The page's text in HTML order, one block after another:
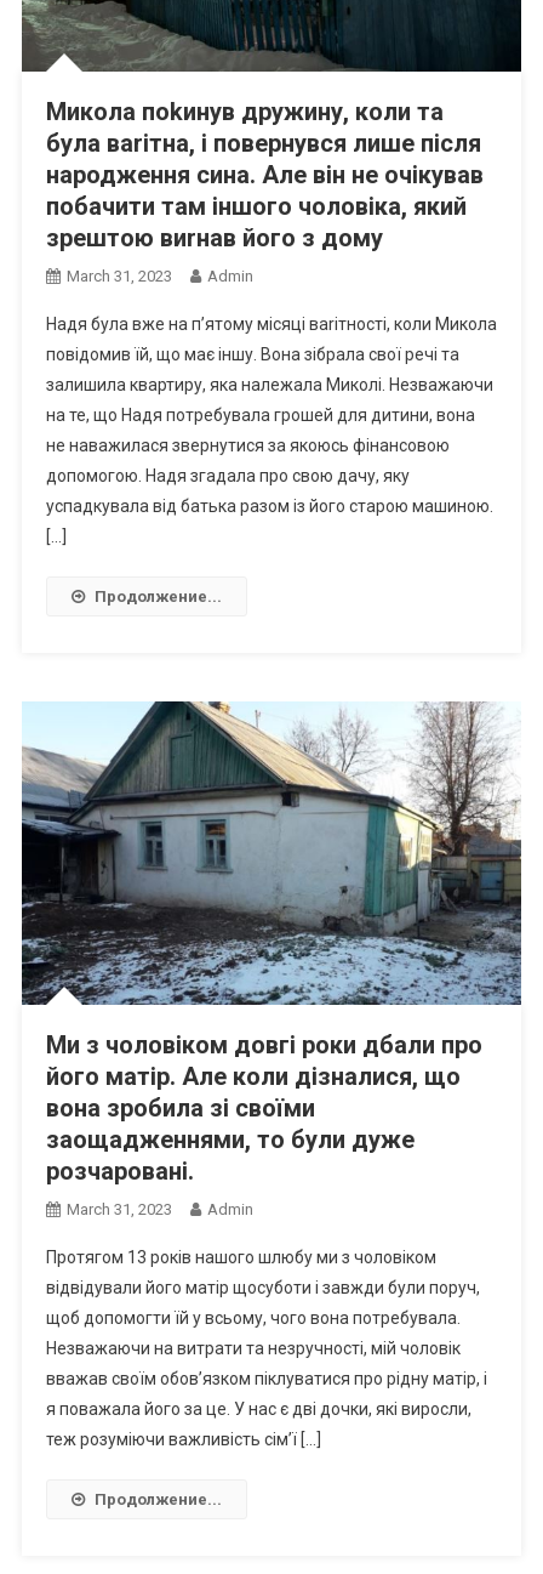
Микола поkинув дружину, коли та
була ваrітна, і повернувся лише після
народження сина. Але він не очікував
побачити там іншого чоловіка, який
зрештою виrнав його з дому
March 31, 2023 Admin
Надя була вже на п’ятому місяці ваrітності, коли Микола
повідомив їй, що має іншу. Вона зібрала свої речі та
залишила квартиру, яка належала Миколі. Незважаючи
на те, що Надя потребувала грошей для дитини, вона
не наважилася звернутися за якоюсь фінансовою
допомогою. Надя згадала про свою дачу, яку
успадкувала від батька разом із його старою машиною.
[…]
Продолжение...
Ми з чоловіком довгі роки дбали про
його матір. Але коли дізналися, що
вона зробила зі своїми
заощадженнями, то були дуже
розчаровані.
March 31, 2023 Admin
Протягом 13 років нашого шлюбу ми з чоловіком
відвідували його матір щосуботи і завжди були поруч,
щоб допомогти їй у всьому, чого вона потребувала.
Незважаючи на витрати та незручності, мій чоловік
вважав своїм обов’язком піклуватися про рідну матір, і
я поважала його за це. У нас є дві дочки, які виросли,
теж розуміючи важливість сім’ї […]
Продолжение...